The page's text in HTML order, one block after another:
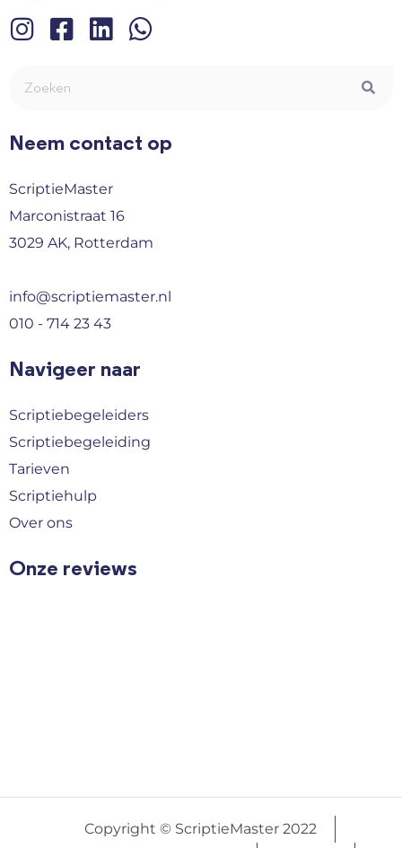
Neem contact op
ScriptieMaster
Marconistraat 16
3029 AK, Rotterdam
info@scriptiemaster.nl
010 - 714 23 43
Navigeer naar
Scriptiebegeleiders
Scriptiebegeleiding
Tarieven
Scriptiehulp
Over ons
Onze reviews
Copyright © ScriptieMaster 2022